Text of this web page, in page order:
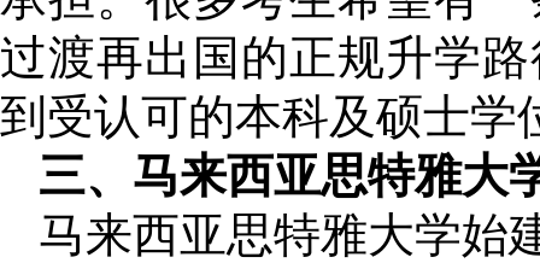
过渡再出国的正规升学
到受认可的本科及硕士学
三、马来西亚思特雅大
马来西亚思特雅大学始